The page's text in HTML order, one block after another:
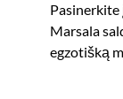
Marsala
egzotišką